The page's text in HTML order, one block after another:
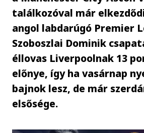
találkozóval már
angol labdarúgó Premier
Szoboszlai Dominik
éllovas Liverpoolnak 13
előnye, így ha vasárnap
bajnok lesz, de már
elsősége.